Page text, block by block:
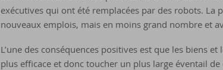
exécutives qui ont été remplacées par des robots. La
nouveaux emplois, mais en moins grand nombre et
L’une des conséquences positives est que les biens
plus efficace et donc toucher un plus large éventail